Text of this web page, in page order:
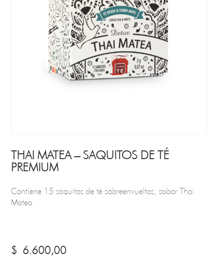
THAI MATEA – SAQUITOS DE TÉ
PREMIUM
Contiene 15 saquitos de té sobreenvueltos, sabor Thai
Matea.
$ 6.600,00